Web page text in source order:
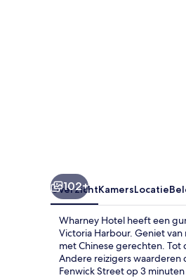
102+
OverzichtKamersLocatie
Wharney Hotel heeft een
Victoria Harbour. Geniet
met Chinese gerechten.
Andere reizigers waarderen
Fenwick Street op 3